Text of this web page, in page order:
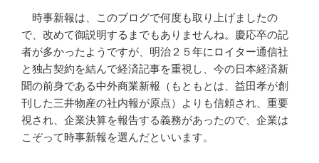
時事新報は、このブログで何度も取り上げましたの
で、改めて御説明するまでもありませんね。慶応卒の記
者が多かったようですが、明治２５年にロイター通信社
と独占契約を結んで経済記事を重視し、今の日本経済新
聞の前身である中外商業新報（もともとは、益田孝が創
刊した三井物産の社内報が原点）よりも信頼され、重要
視され、企業決算を報告する義務があったので、企業は
こぞって時事新報を選んだといいます。